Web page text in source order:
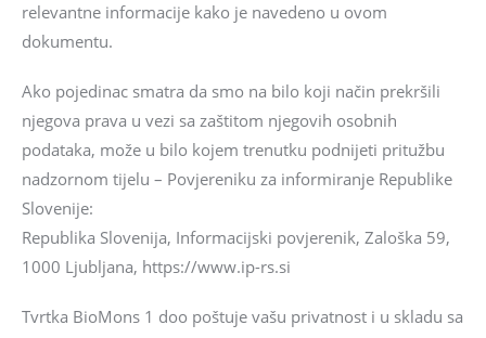
relevantne informacije kako je navedeno u ovom
dokumentu.
Ako pojedinac smatra da smo na bilo koji način prekršili
njegova prava u vezi sa zaštitom njegovih osobnih
podataka, može u bilo kojem trenutku podnijeti pritužbu
nadzornom tijelu – Povjereniku za informiranje Republike
Slovenije:
Republika Slovenija, Informacijski povjerenik, Zaloška 59,
1000 Ljubljana, https://www.ip-rs.si
Tvrtka BioMons 1 doo poštuje vašu privatnost i u skladu sa